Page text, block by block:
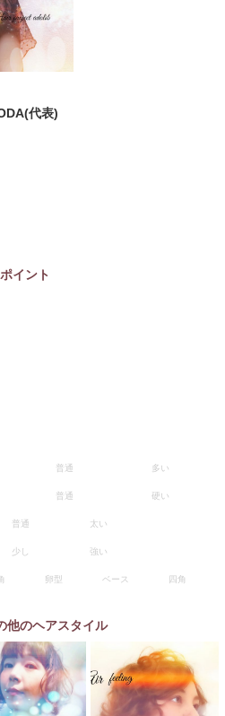
代表)
イント
普通 多い
普通 硬い
普通 太い
少し 強い
卵型 ベース 四角
他のヘアスタイル